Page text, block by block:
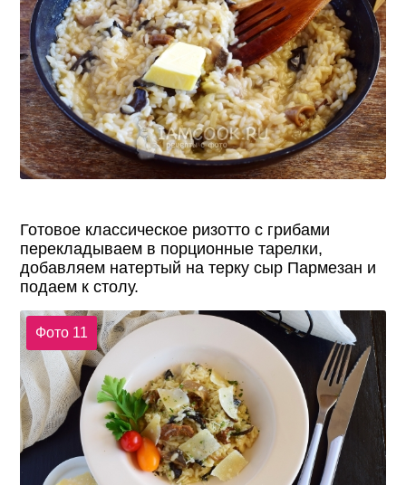
Готовое классическое ризотто с грибами
перекладываем в порционные тарелки,
добавляем натертый на терку сыр Пармезан и
подаем к столу.
Фото 11